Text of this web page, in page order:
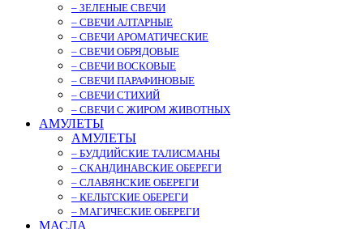
– ЗЕЛЕНЫЕ СВЕЧИ
– СВЕЧИ АЛТАРНЫЕ
– СВЕЧИ АРОМАТИЧЕСКИЕ
– СВЕЧИ ОБРЯДОВЫЕ
– СВЕЧИ ВОСКОВЫЕ
– СВЕЧИ ПАРАФИНОВЫЕ
– СВЕЧИ СТИХИЙ
– СВЕЧИ С ЖИРОМ ЖИВОТНЫХ
АМУЛЕТЫ
АМУЛЕТЫ
– БУДДИЙСКИЕ ТАЛИСМАНЫ
– СКАНДИНАВСКИЕ ОБЕРЕГИ
– СЛАВЯНСКИЕ ОБЕРЕГИ
– КЕЛЬТСКИЕ ОБЕРЕГИ
– МАГИЧЕСКИЕ ОБЕРЕГИ
МАСЛА